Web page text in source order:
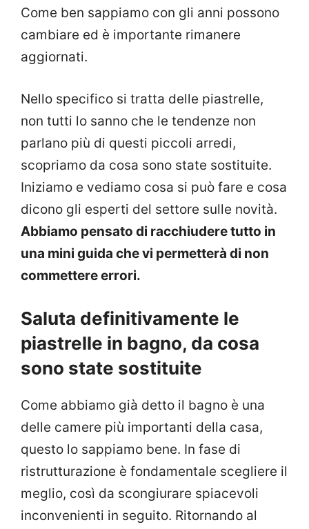
Come ben sappiamo con gli anni possono
cambiare ed è importante rimanere
aggiornati.
Nello specifico si tratta delle piastrelle,
non tutti lo sanno che le tendenze non
parlano più di questi piccoli arredi,
scopriamo da cosa sono state sostituite.
Iniziamo e vediamo cosa si può fare e cosa
dicono gli esperti del settore sulle novità.
Abbiamo pensato di racchiudere tutto in
una mini guida che vi permetterà di non
commettere errori.
Saluta definitivamente le
piastrelle in bagno, da cosa
sono state sostituite
Come abbiamo già detto il bagno è una
delle camere più importanti della casa,
questo lo sappiamo bene. In fase di
ristrutturazione è fondamentale scegliere il
meglio, così da scongiurare spiacevoli
inconvenienti in seguito. Ritornando al